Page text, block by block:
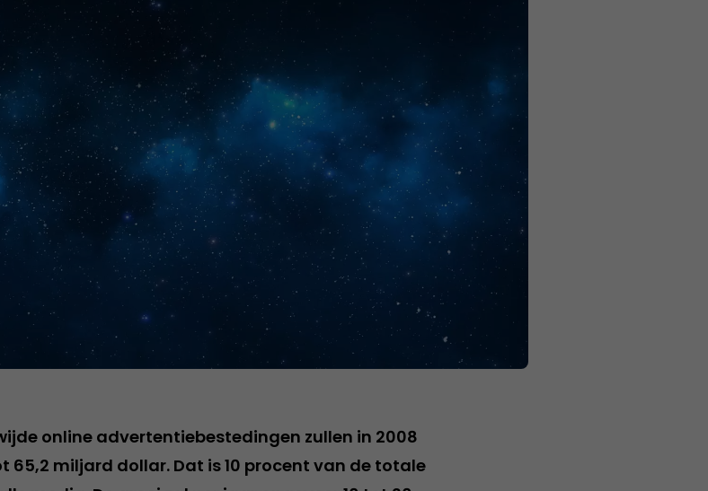
online advertentiebestedingen zullen in 2008
65,2 miljard dollar. Dat is 10 procent van de totale